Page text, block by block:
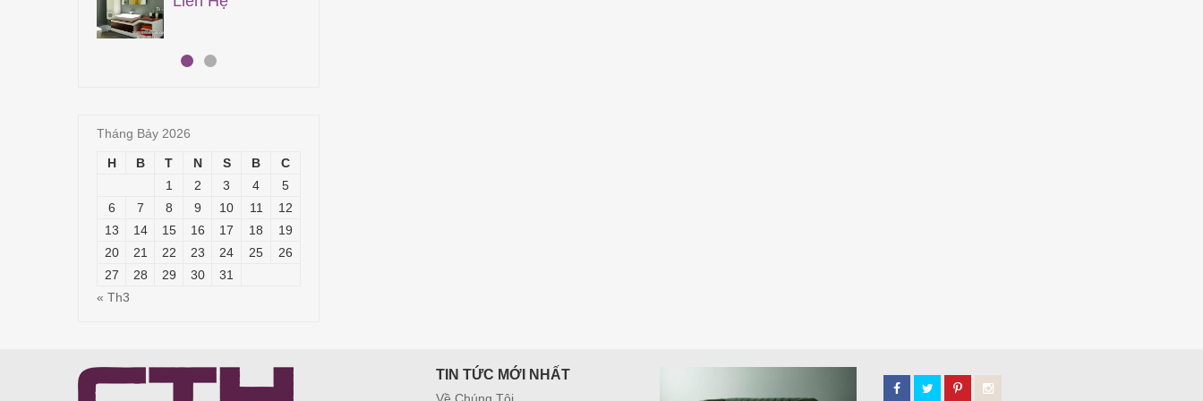
Tháng Bảy 2026
H B T N S B
C
1
2 3 4
5
6
7 8 9 10 11
12
13
14 15 16 17 18
19
20
21 22 23 24 25
26
27
28 29 30
31
« Th3
TIN TỨC MỚI NHẤT